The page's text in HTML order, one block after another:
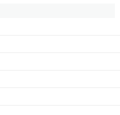
体，从而发挥出最佳的
一个指挥的意志上，表现在各
部活动有关的职能上，就象一